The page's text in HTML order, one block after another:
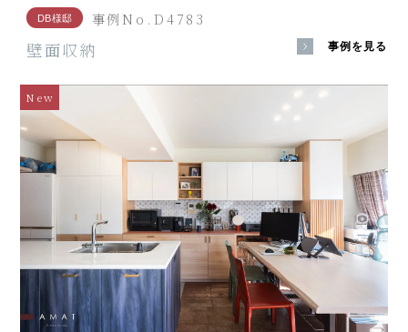
DB様邸 事例No.D4783
壁面収納 事例を見る
New